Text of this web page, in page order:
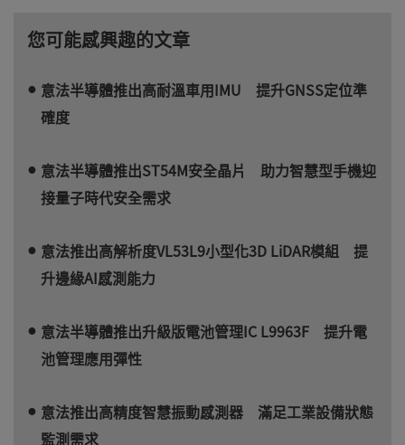
您可能感興趣的文章
意法半導體推出高耐溫車用IMU 提升GNSS定位準
確度
意法半導體推出ST54M安全晶片 助力智慧型手機迎
接量子時代安全需求
意法推出高解析度VL53L9小型化3D LiDAR模組 提
升邊緣AI感測能力
意法半導體推出升級版電池管理IC L9963F 提升電
池管理應用彈性
意法推出高精度智慧振動感測器 滿足工業設備狀態
監測需求